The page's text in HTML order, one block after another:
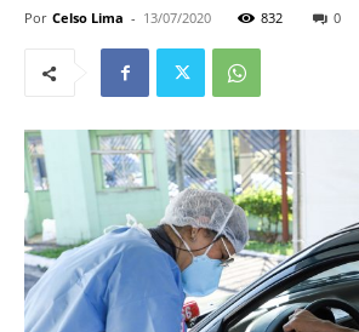
Por Celso Lima - 13/07/2020 832 0